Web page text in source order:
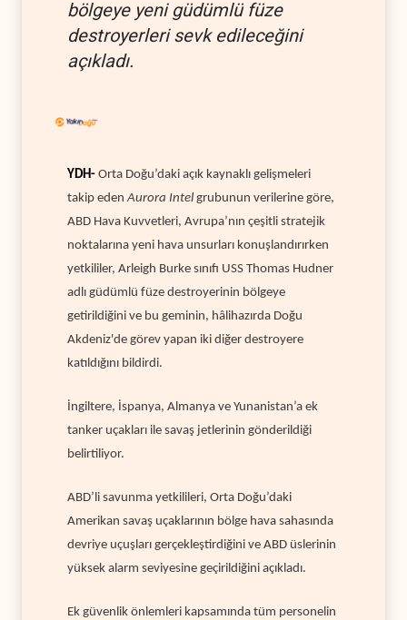
bölgeye yeni güdümlü füze
destroyerleri sevk edileceğini
açıkladı.
YDH- Orta Doğu’daki açık kaynaklı gelişmeleri
takip edenAurora Intel grubunun verilerine göre,
ABD Hava Kuvvetleri, Avrupa’nın çeşitli stratejik
noktalarına yeni hava unsurları konuşlandırırken
yetkililer, Arleigh Burke sınıfı USS Thomas Hudner
adlı güdümlü füze destroyerinin bölgeye
getirildiğini ve bu geminin, hâlihazırda Doğu
Akdeniz'de görev yapan iki diğer destroyere
katıldığını bildirdi.
İngiltere, İspanya, Almanya ve Yunanistan’a ek
tanker uçakları ile savaş jetlerinin gönderildiği
belirtiliyor.
ABD’li savunma yetkilileri, Orta Doğu’daki
Amerikan savaş uçaklarının bölge hava sahasında
devriye uçuşları gerçekleştirdiğini ve ABD üslerinin
yüksek alarm seviyesine geçirildiğini açıkladı.
Ek güvenlik önlemleri kapsamında tüm personelin